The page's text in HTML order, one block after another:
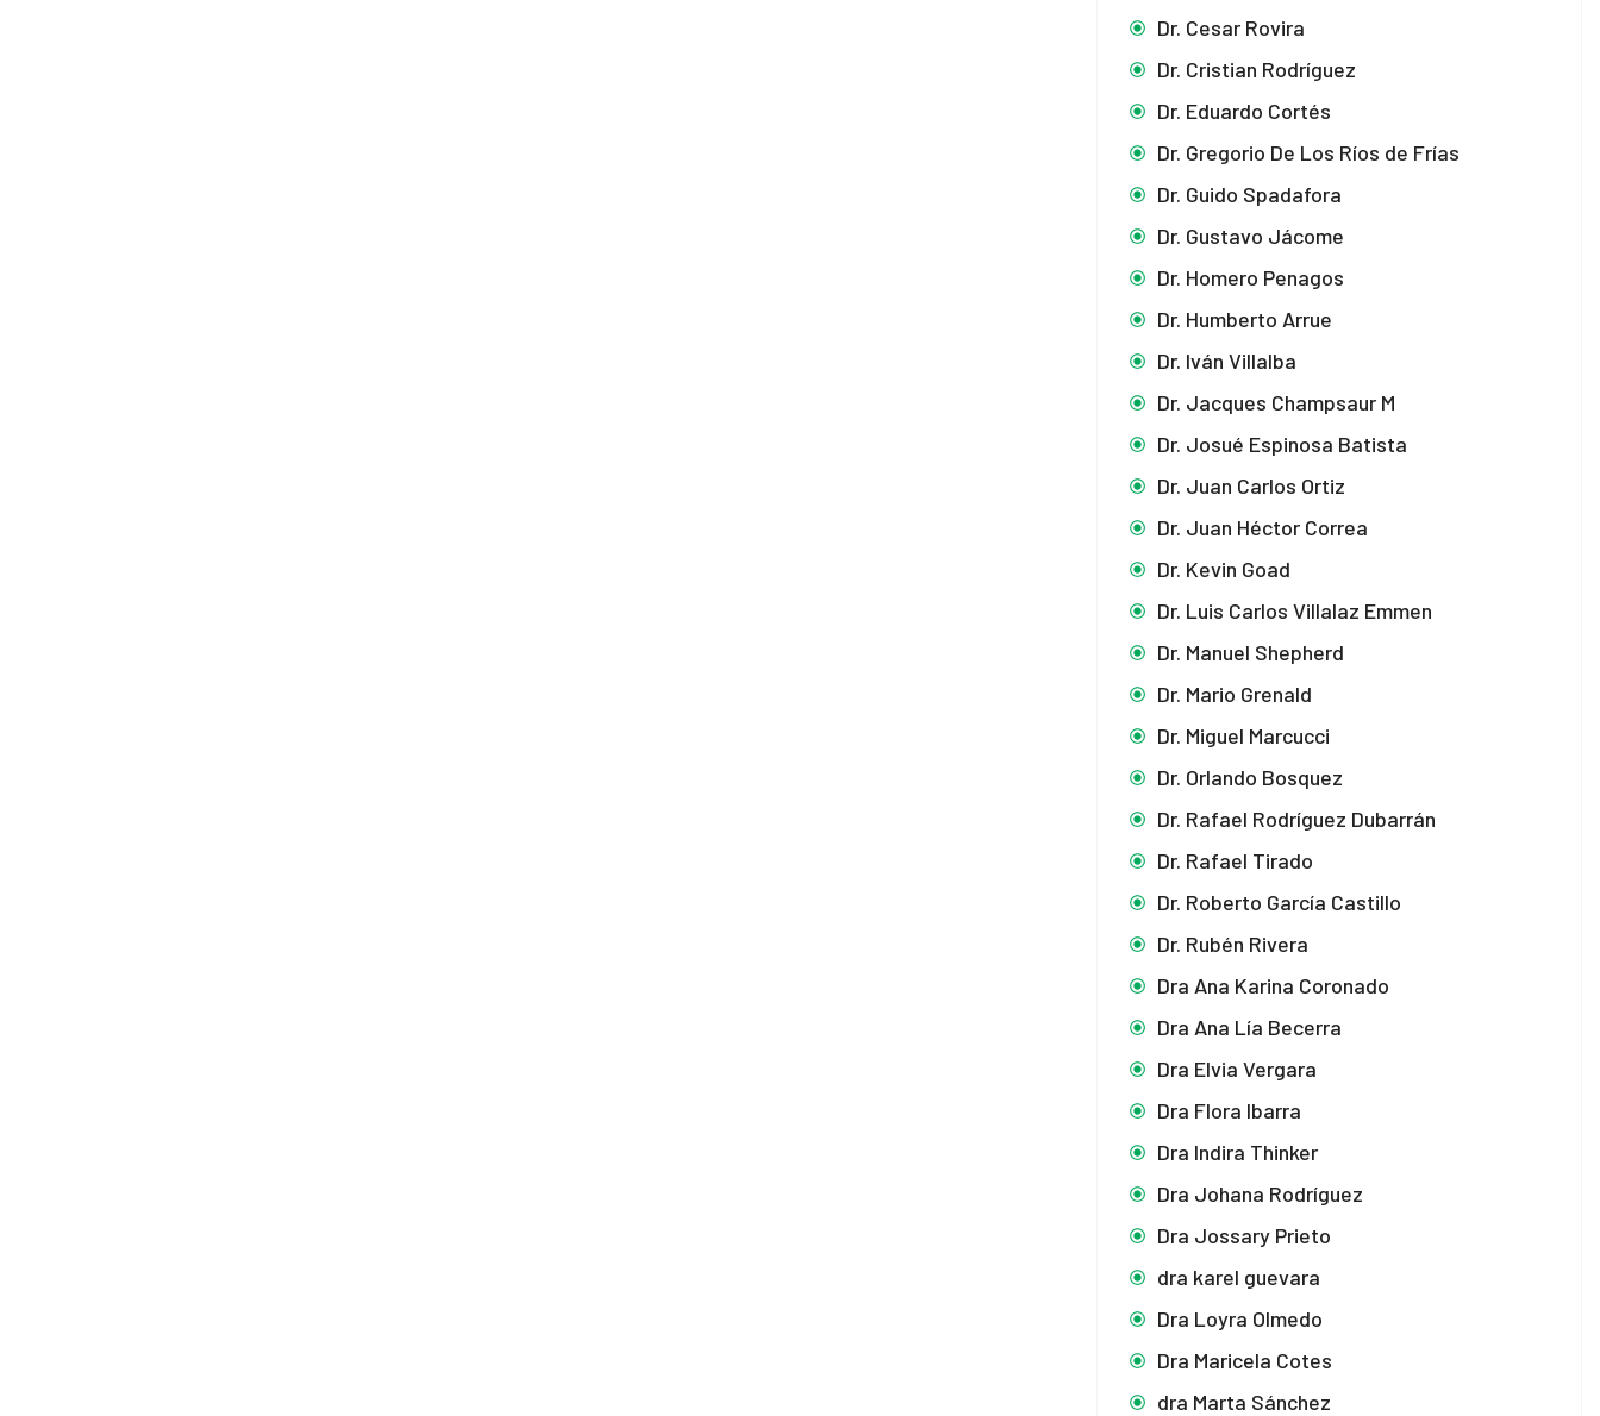
Dr. Cesar Rovira
Dr. Cristian Rodríguez
Dr. Eduardo Cortés
Dr. Gregorio De Los Ríos de Frías
Dr. Guido Spadafora
Dr. Gustavo Jácome
Dr. Homero Penagos
Dr. Humberto Arrue
Dr. Iván Villalba
Dr. Jacques Champsaur M
Dr. Josué Espinosa Batista
Dr. Juan Carlos Ortiz
Dr. Juan Héctor Correa
Dr. Kevin Goad
Dr. Luis Carlos Villalaz Emmen
Dr. Manuel Shepherd
Dr. Mario Grenald
Dr. Miguel Marcucci
Dr. Orlando Bosquez
Dr. Rafael Rodríguez Dubarrán
Dr. Rafael Tirado
Dr. Roberto García Castillo
Dr. Rubén Rivera
Dra Ana Karina Coronado
Dra Ana Lía Becerra
Dra Elvia Vergara
Dra Flora Ibarra
Dra Indira Thinker
Dra Johana Rodríguez
Dra Jossary Prieto
dra karel guevara
Dra Loyra Olmedo
Dra Maricela Cotes
dra Marta Sánchez